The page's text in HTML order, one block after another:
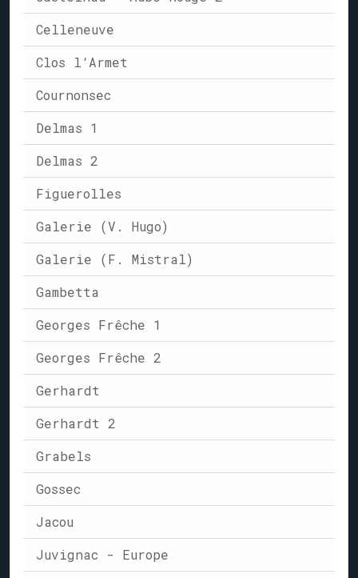
Celleneuve
Clos l‘Armet
Cournonsec
Delmas 1
Delmas 2
Figuerolles
Galerie (V. Hugo)
Galerie (F. Mistral)
Gambetta
Georges Frêche 1
Georges Frêche 2
Gerhardt
Gerhardt 2
Grabels
Gossec
Jacou
Juvignac - Europe